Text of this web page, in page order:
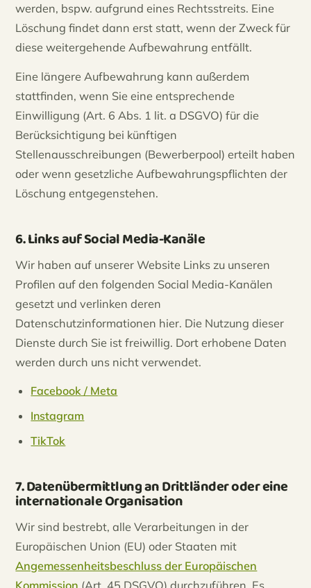
werden, bspw. aufgrund eines Rechtsstreits. Eine
Löschung findet dann erst statt, wenn der Zweck für
diese weitergehende Aufbewahrung entfällt.
Eine längere Aufbewahrung kann außerdem
stattfinden, wenn Sie eine entsprechende
Einwilligung (Art. 6 Abs. 1 lit. a DSGVO) für die
Berücksichtigung bei künftigen
Stellenausschreibungen (Bewerberpool) erteilt haben
oder wenn gesetzliche Aufbewahrungspflichten der
Löschung entgegenstehen.
6. Links auf Social Media-Kanäle
Wir haben auf unserer Website Links zu unseren
Profilen auf den folgenden Social Media-Kanälen
gesetzt und verlinken deren
Datenschutzinformationen hier. Die Nutzung dieser
Dienste durch Sie ist freiwillig. Dort erhobene Daten
werden durch uns nicht verwendet.
Facebook / Meta
Instagram
TikTok
7. Datenübermittlung an Drittländer oder eine
internationale Organisation
Wir sind bestrebt, alle Verarbeitungen in der
Europäischen Union (EU) oder Staaten mit
Angemessenheitsbeschluss der Europäischen
Kommission (Art. 45 DSGVO) durchzuführen. Es